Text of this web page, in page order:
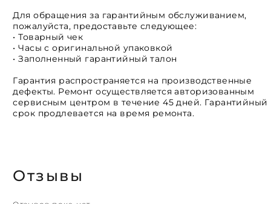
Для обращения за гарантийным обслуживанием,
пожалуйста, предоставьте следующее:
• Товарный чек
• Часы с оригинальной упаковкой
• Заполненный гарантийный талон
Гарантия распространяется на производственные
дефекты. Ремонт осуществляется авторизованным
сервисным центром в течение 45 дней. Гарантийный
срок продлевается на время ремонта.
Отзывы